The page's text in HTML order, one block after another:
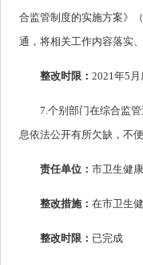
合监管制度的实施方案》
通，将相关工作内容落实、
整改时限： 2021年5月
7.个别部门在综合监
息依法公开有所欠缺，不
责任单位： 市卫生健
整改措施： 在市卫生
整改时限： 已完成